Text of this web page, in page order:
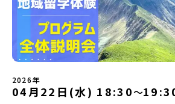
2026年
04月22日(水) 18:30〜